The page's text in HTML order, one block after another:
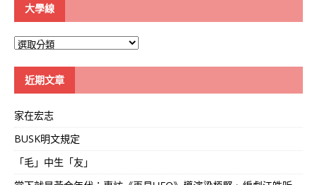
大學線
大
近期文章
家在宏志
BUSK明文規定
「毛」中生「友」